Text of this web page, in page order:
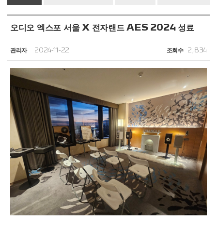
오디오 엑스포 서울 X 전자랜드 AES 2024 성료
관리자 2024-11-22 조회수 2,834